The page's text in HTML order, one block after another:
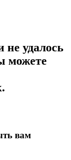
не удалось
можете
вам